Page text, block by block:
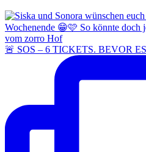
🚨 SOS – 6 TICKETS. BEVOR